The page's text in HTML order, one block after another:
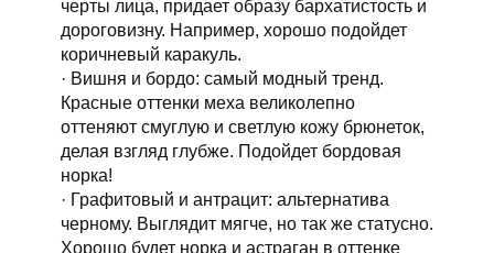
черты лица, придает образу бархатистость и
дороговизну. Например, хорошо подойдет
коричневый каракуль.
· Вишня и бордо: самый модный тренд.
Красные оттенки меха великолепно
оттеняют смуглую и светлую кожу брюнеток,
делая взгляд глубже. Подойдет бордовая
норка!
· Графитовый и антрацит: альтернатива
черному. Выглядит мягче, но так же статусно.
Хорошо будет норка и астраган в оттенке